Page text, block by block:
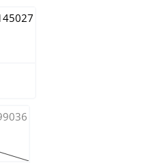
zurzeit nicht verfügbar.)